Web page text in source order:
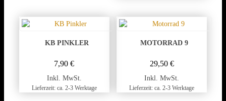
KB PINKLER
7,90€
Inkl. MwSt.
Lieferzeit: ca. 2-3 Werktage
MOTORRAD 9
29,50 €
Inkl. MwSt.
Lieferzeit: ca. 2-3 Werktage